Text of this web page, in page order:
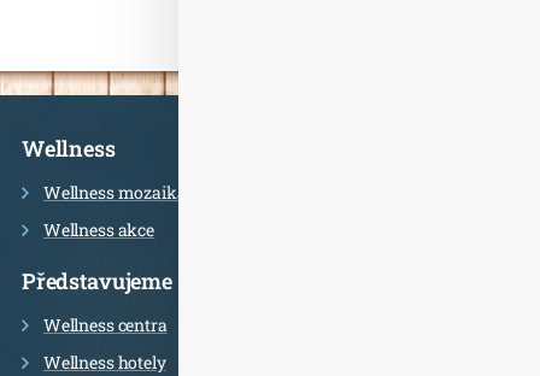
Informace
Wellness
Wellness mozaika
Wellness akce
Představujeme
Wellness centra
Wellness hotely